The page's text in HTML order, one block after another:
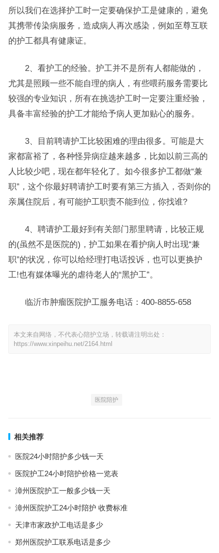
所以我们在选择护工时一定要确保护工是健康的，避免
其携带传染病服务，造成病人再次感染，例如至尊互联
的护工都具有健康证。
2、看护工的经验。护工并不是所有人都能做的，
尤其是照顾一些不能自理的病人，有些喂药服务需要比
较强的专业知识，所有在挑选护工时一定要注重经验，
具备丰富经验的护工才能给予病人更加贴心的服务。
3、目前聘请护工比较困难的理由很多。可能是大
家都富裕了，各种怪异病症越来越多，比如以前三高的
人比较少吧，现在都年轻化了。如今很多护工都做“兼
职”，这个你最好聘请护工时要有第三方插入，否则你的
亲属住院后，有可能护工职责不能到位，你找谁?
4、聘请护工最好到有关部门那里聘请，比较正规
的(虽然不是医院的)，护工如果在看护病人时出现“兼
职”的状况，你可以给经理打电话投诉，也可以更换护
工!也有媒体曝光的虐待老人的“黑护工”。
临沂市肿瘤医院护工服务电话：400-8855-658
本文来自网络，不代表心陪护立场，转载请注明出处：
https://www.xinpeihu.net/2164.html
医院陪护
相关推荐
医院24小时陪护多少钱一天
医院护工24小时陪护价格一览表
漳州医院护工一般多少钱一天
漳州医院护工24小时陪护 收费标准
天津市家政护工电话是多少
郑州医院护工联系电话是多少